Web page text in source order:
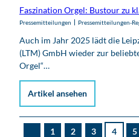
Pressemitteilungen Pressemitteilungen-
Auch im Jahr 2025 lädt die
(LTM) GmbH wieder zur
Orgel“…
Artikel ansehen
1 2 3 4 5